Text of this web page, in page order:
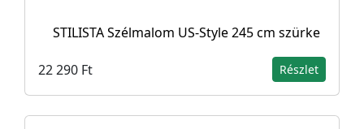
STILISTA Szélmalom US-Style 245 cm szürke
22 290 Ft Részlet